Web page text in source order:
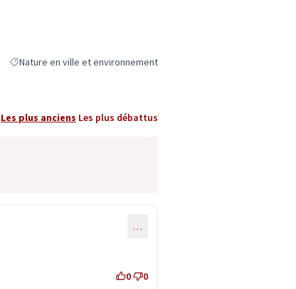
Filtrer les résultats de la catégorie : Nature en ville et environnement
Nature en ville et environnement
Les plus anciens Les plus débattus
…
0 0